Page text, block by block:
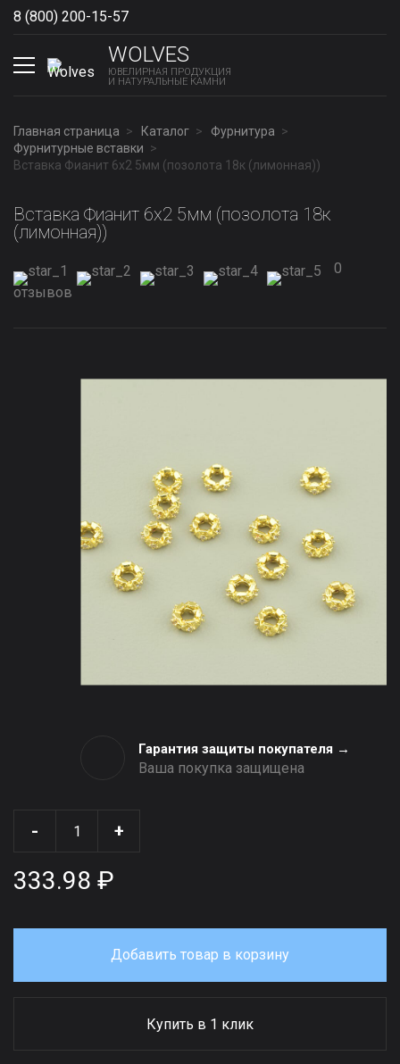
8 (800) 200-15-57
WOLVES
ЮВЕЛИРНАЯ ПРОДУКЦИЯ
И НАТУРАЛЬНЫЕ КАМНИ
Главная страница Каталог
Фурнитура
Фурнитурные вставки
Вставка Фианит 6х2 5мм (позолота 18к (лимонная))
Вставка Фианит 6х2 5мм (позолота 18к
(лимонная))
0
отзывов
Гарантия защиты покупателя →
Ваша покупка защищена
- +
333.98 ₽
Добавить товар в корзину
Купить в 1 клик